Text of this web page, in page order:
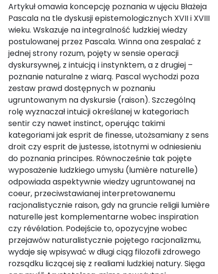
Artykuł omawia koncepcję poznania w ujęciu Błażeja
Pascala na tle dyskusji epistemologicznych XVII i XVIII
wieku. Wskazuje na integralność ludzkiej wiedzy
postulowanej przez Pascala. Winna ona zespalać z
jednej strony rozum, pojęty w sensie operacji
dyskursywnej, z intuicją i instynktem, a z drugiej –
poznanie naturalne z wiarą. Pascal wychodzi poza
zestaw prawd dostępnych w poznaniu
ugruntowanym na dyskursie (raison). Szczególną
rolę wyznaczał intuicji określanej w kategoriach
sentir czy nawet instinct, operując takimi
kategoriami jak esprit de finesse, utożsamiany z sens
droit czy esprit de justesse, istotnymi w odniesieniu
do poznania principes. Równocześnie tak pojęte
wyposażenie ludzkiego umysłu (lumière naturelle)
odpowiada aspektywnie wiedzy ugruntowanej na
coeur, przeciwstawianej interpretowanemu
racjonalistycznie raison, gdy na gruncie religii lumière
naturelle jest komplementarne wobec inspiration
czy révélation. Podejście to, opozycyjne wobec
przejawów naturalistycznie pojętego racjonalizmu,
wydaje się wpisywać w długi ciąg filozofii zdrowego
rozsądku liczącej się z realiami ludzkiej natury. Sięga